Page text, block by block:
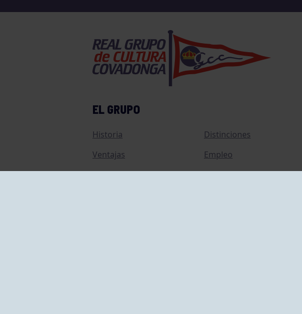
EL GRUPO
Historia
Distinciones
Ventajas
Empleo
Junta directiva
Publicaciones